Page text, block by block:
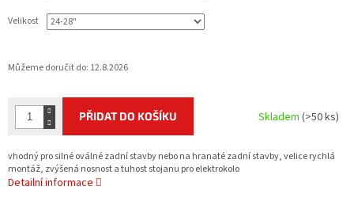
Velikost
Můžeme doručit do: 12.8.2026
PŘIDAT DO KOŠÍKU Skladem(>50 ks)
vhodný pro silné oválné zadní stavby nebo na hranaté zadní stavby, velice rychlá
montáž, zvýšená nosnost a tuhost stojanu pro elektrokolo
Detailní informace